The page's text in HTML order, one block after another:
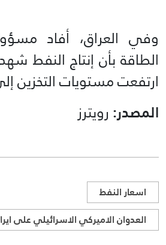
وفي العراق، أفاد
الطاقة بأن إنتاج النفط
ارتفعت مستويات التخزين
المصدر: رويترز
اسعار النفط
العدوان الاميركي الاسرائيلي على